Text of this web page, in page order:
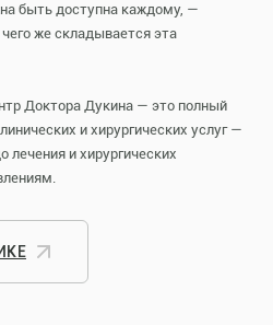
быть доступна каждому, —
же складывается эта
Доктора Дукина — это полный
и хирургических услуг —
лечения и хирургических